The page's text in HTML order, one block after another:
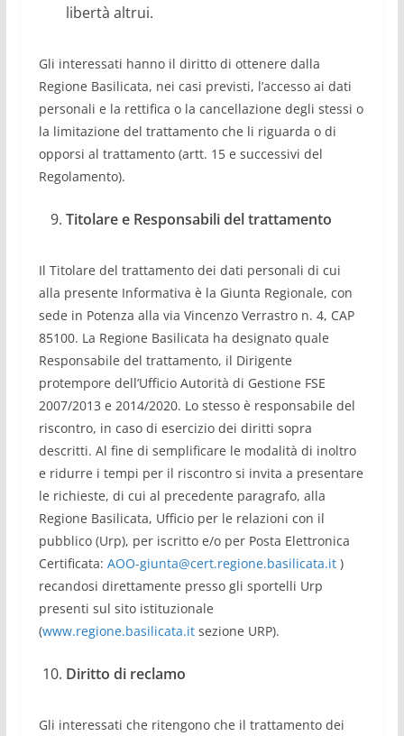
libertà altrui.
Gli interessati hanno il diritto di ottenere dalla
Regione Basilicata, nei casi previsti, l’accesso ai dati
personali e la rettifica o la cancellazione degli stessi o
la limitazione del trattamento che li riguarda o di
opporsi al trattamento (artt. 15 e successivi del
Regolamento).
Titolare e Responsabili del trattamento
Il Titolare del trattamento dei dati personali di cui
alla presente Informativa è la Giunta Regionale, con
sede in Potenza alla via Vincenzo Verrastro n. 4, CAP
85100. La Regione Basilicata ha designato quale
Responsabile del trattamento, il Dirigente
protempore dell’Ufficio Autorità di Gestione FSE
2007/2013 e 2014/2020. Lo stesso è responsabile del
riscontro, in caso di esercizio dei diritti sopra
descritti. Al fine di semplificare le modalità di inoltro
e ridurre i tempi per il riscontro si invita a presentare
le richieste, di cui al precedente paragrafo, alla
Regione Basilicata, Ufficio per le relazioni con il
pubblico (Urp), per iscritto e/o per Posta Elettronica
Certificata: AOO-giunta@cert.regione.basilicata.it)
recandosi direttamente presso gli sportelli Urp
presenti sul sito istituzionale
(www.regione.basilicata.itsezione URP).
Diritto di reclamo
Gli interessati che ritengono che il trattamento dei